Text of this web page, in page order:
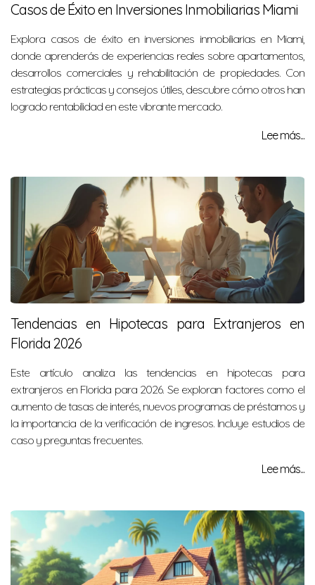
Casos de Éxito en Inversiones Inmobiliarias Miami
Explora casos de éxito en inversiones inmobiliarias en Miami,
donde aprenderás de experiencias reales sobre apartamentos,
desarrollos comerciales y rehabilitación de propiedades. Con
estrategias prácticas y consejos útiles, descubre cómo otros han
logrado rentabilidad en este vibrante mercado.
Lee más...
Tendencias en Hipotecas para Extranjeros en
Florida 2026
Este artículo analiza las tendencias en hipotecas para
extranjeros en Florida para 2026. Se exploran factores como el
aumento de tasas de interés, nuevos programas de préstamos y
la importancia de la verificación de ingresos. Incluye estudios de
caso y preguntas frecuentes.
Lee más...